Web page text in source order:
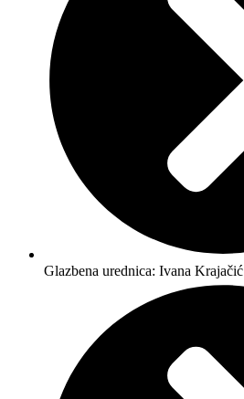
Glazbena urednica: Ivana Krajačić